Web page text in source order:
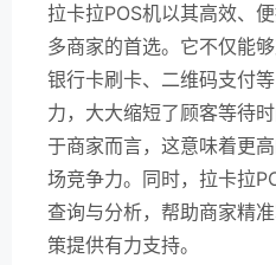
拉卡拉POS机以其高效、
多商家的首选。它不仅能
银行卡刷卡、二维码支付
力，大大缩短了顾客等待
于商家而言，这意味着更
场竞争力。同时，拉卡拉
查询与分析，帮助商家精
策提供有力支持。